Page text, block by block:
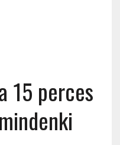
15 perces